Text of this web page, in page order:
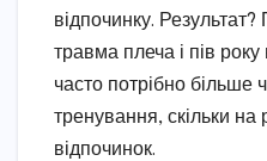
відпочинку.
травма плеча і пів
часто потрібно більше
тренування, скільки
відпочинок.